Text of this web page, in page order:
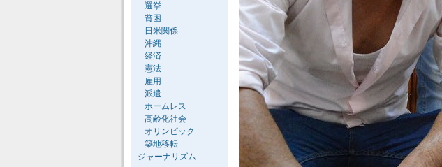
選挙
貧困
日米関係
沖縄
経済
憲法
雇用
派遣
ホームレス
高齢化社会
オリンピック
築地移転
ジャーナリズム